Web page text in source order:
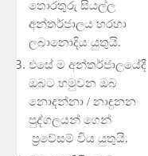
තොරතුරු සියල්ල
අන්තර්ජාලය හරහා
ලබානොදිය යුතුයි.
එසේ ම අන්තර්ජාලයේදී
ඔබට හමුවන ඔබ
නොදන්නා / නාඳුනන
පුද්ගලයන් ගෙන්
ප්‍රවේසම් විය යුතුයි.